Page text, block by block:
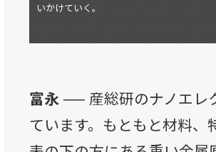
いかけていく。
富永 ── 産総研のナノエレ
ています。もともと材料